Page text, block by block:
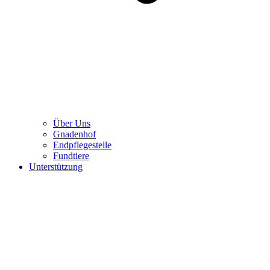
Über Uns
Gnadenhof
Endpflegestelle
Fundtiere
Unterstützung